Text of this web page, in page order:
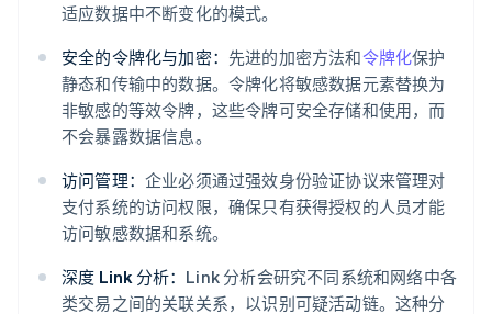
适应数据中不断变化的模式。
安全的令牌化与加密： 先进的加密方法和令牌化保护
静态和传输中的数据。令牌化将敏感数据元素替换为
非敏感的等效令牌，这些令牌可安全存储和使用，而
不会暴露数据信息。
访问管理： 企业必须通过强效身份验证协议来管理对
支付系统的访问权限，确保只有获得授权的人员才能
访问敏感数据和系统。
深度 Link 分析： Link 分析会研究不同系统和网络中各
类交易之间的关联关系，以识别可疑活动链。这种分